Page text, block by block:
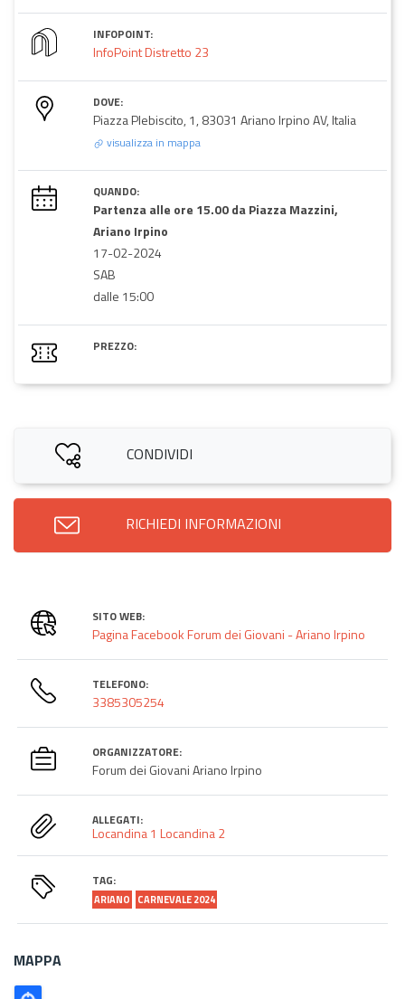
INFOPOINT:
InfoPoint Distretto 23
DOVE:
Piazza Plebiscito, 1, 83031 Ariano Irpino AV, Italia
visualizza in mappa
QUANDO:
Partenza alle ore 15.00 da Piazza Mazzini,
Ariano Irpino
17-02-2024
SAB
dalle 15:00
PREZZO:
CONDIVIDI
RICHIEDI INFORMAZIONI
SITO WEB:
Pagina Facebook Forum dei Giovani - Ariano Irpino
TELEFONO:
3385305254
ORGANIZZATORE:
Forum dei Giovani Ariano Irpino
ALLEGATI:
Locandina 1Locandina 2
TAG:
ARIANO CARNEVALE 2024
MAPPA